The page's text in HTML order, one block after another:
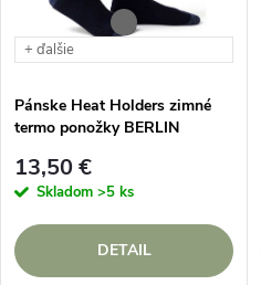
+ ďalšie
Pánske Heat Holders zimné
termo ponožky BERLIN
13,50 €
Skladom >5 ks
DETAIL